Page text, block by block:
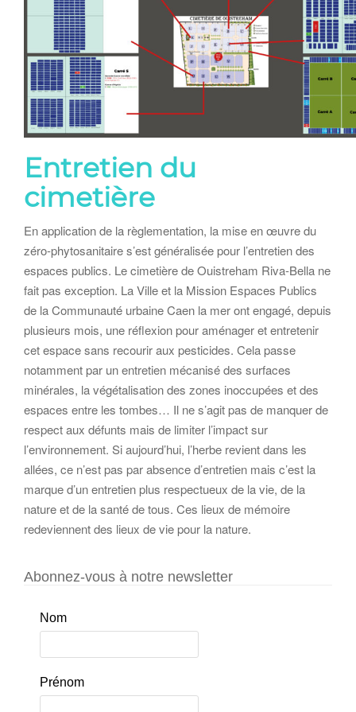
Entretien du
cimetière
En application de la règlementation, la mise en œuvre du
zéro-phytosanitaire s’est généralisée pour l’entretien des
espaces publics. Le cimetière de Ouistreham Riva-Bella ne
fait pas exception. La Ville et la Mission Espaces Publics
de la Communauté urbaine Caen la mer ont engagé, depuis
plusieurs mois, une réflexion pour aménager et entretenir
cet espace sans recourir aux pesticides. Cela passe
notamment par un entretien mécanisé des surfaces
minérales, la végétalisation des zones inoccupées et des
espaces entre les tombes… Il ne s’agit pas de manquer de
respect aux défunts mais de limiter l’impact sur
l’environnement. Si aujourd’hui, l’herbe revient dans les
allées, ce n’est pas par absence d’entretien mais c’est la
marque d’un entretien plus respectueux de la vie, de la
nature et de la santé de tous. Ces lieux de mémoire
redeviennent des lieux de vie pour la nature.
Abonnez-vous à notre newsletter
Nom
Prénom